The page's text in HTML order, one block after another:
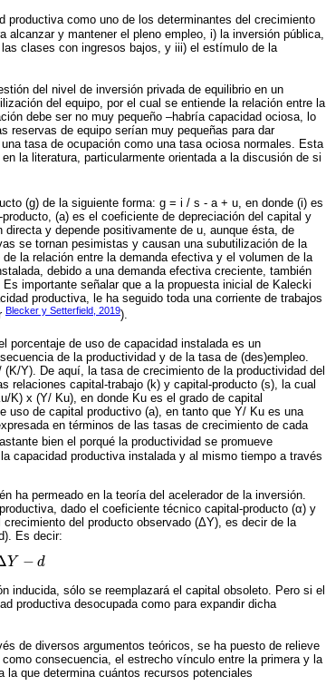
productiva como uno de los determinantes del crecimiento
y mantener el pleno empleo, i) la inversión pública,
clases con ingresos bajos, y iii) el estímulo de la
del nivel de inversión privada de equilibrio en un
del equipo, por el cual se entiende la relación entre la
debe ser no muy pequeño –habría capacidad ociosa, lo
reservas de equipo serían muy pequeñas para dar
tasa de ocupación como una tasa ociosa normales. Esta
la literatura, particularmente orientada a la discusión de si
(g) de la siguiente forma: g = i / s - a + u, en donde (i) es
(a) es el coeficiente de depreciación del capital y
y depende positivamente de u, aunque ésta, de
se tornan pesimistas y causan una subutilización de la
la relación entre la demanda efectiva y el volumen de la
debido a una demanda efectiva creciente, también
importante señalar que a la propuesta inicial de Kalecki
productiva, le ha seguido toda una corriente de trabajos
Blecker y Setterfield, 2019).
porcentaje de uso de capacidad instalada es un
de la productividad y de la tasa de (des)empleo.
Y). De aquí, la tasa de crecimiento de la productividad del
relaciones capital-trabajo (k) y capital-producto (s), la cual
K) x (Y/ Ku), en donde Ku es el grado de capital
uso de capital productivo (a), en tanto que Y/ Ku es una
en términos de las tasas de crecimiento de cada
bien el porqué la productividad se promueve
capacidad productiva instalada y al mismo tiempo a través
ha permeado en la teoría del acelerador de la inversión.
dado el coeficiente técnico capital-producto (α) y
del producto observado (ΔY), es decir de la
Es decir:
Y − d
inducida, sólo se reemplazará el capital obsoleto. Pero si el
productiva desocupada como para expandir dicha
de diversos argumentos teóricos, se ha puesto de relieve
consecuencia, el estrecho vínculo entre la primera y la
que determina cuántos recursos potenciales